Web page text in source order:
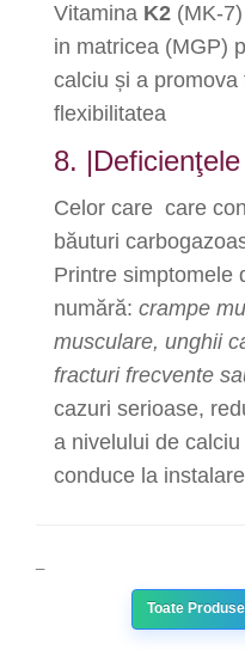
Vitamina K2 (MK-
in matricea (MGP)
calciu și a promova
flexibilitatea
8. |Deficienţele
Celor care care
băuturi
Printre simptomele
numără: crampe
musculare, unghii
fracturi frecvente
cazuri serioase,
a nivelului de
conduce la
Toate